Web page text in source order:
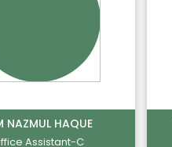
NAZMUL HAQUE
Assistant-C